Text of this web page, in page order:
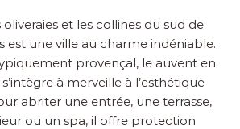
et les collines du sud de
est une ville au charme indéniable.
provençal, le auvent en
à merveille à l’esthétique
abriter une entrée, une terrasse,
ou un spa, il offre protection